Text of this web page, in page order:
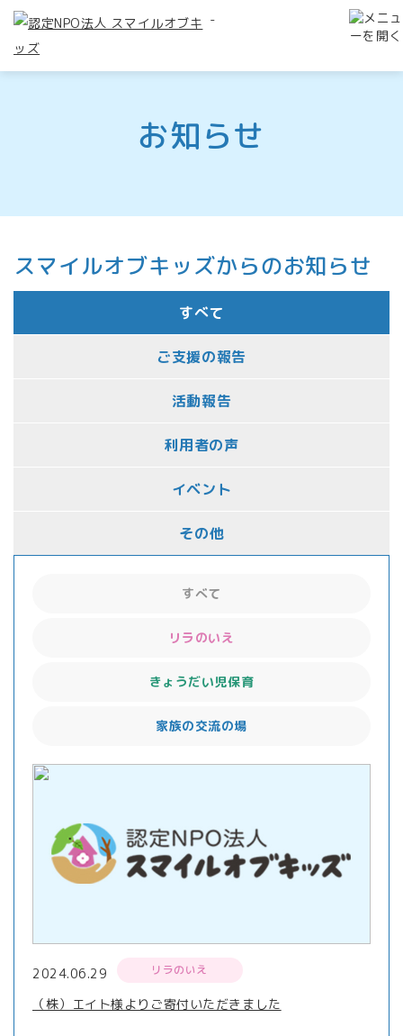
-
お知らせ
スマイルオブキッズからのお知らせ
すべて
ご支援の報告
活動報告
利用者の声
イベント
その他
すべて
リラのいえ
きょうだい児保育
家族の交流の場
2024.06.29 リラのいえ
（株）エイト様よりご寄付いただきました